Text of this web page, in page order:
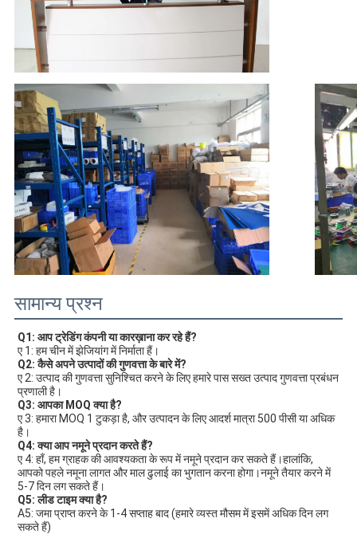
सामान्य प्रश्न
Q1: आप ट्रेडिंग कंपनी या कारख़ाना कर रहे हैं?
ए 1: हम चीन में झेजियांग में निर्माता हैं।
Q2: कैसे अपने उत्पादों की गुणवत्ता के बारे में?
ए 2: उत्पाद की गुणवत्ता सुनिश्चित करने के लिए हमारे पास सख्त उत्पाद गुणवत्ता प्रबंधन
प्रणाली है।
Q3: आपका MOQ क्या है?
ए 3: हमारा MOQ 1 टुकड़ा है, और उत्पादन के लिए आदर्श मात्रा 500 पीसी या अधिक
है।
Q4: क्या आप नमूने प्रदान करते हैं?
ए 4: हाँ, हम ग्राहक की आवश्यकता के रूप में नमूने प्रदान कर सकते हैं।हालांकि,
आपको पहले नमूना लागत और माल ढुलाई का भुगतान करना होगा।नमूने तैयार करने में
5-7 दिन लग सकते हैं।
Q5: लीड टाइम क्या है?
A5: जमा प्राप्त करने के 1-4 सप्ताह बाद (हमारे व्यस्त मौसम में इसमें अधिक दिन लग
सकते हैं)